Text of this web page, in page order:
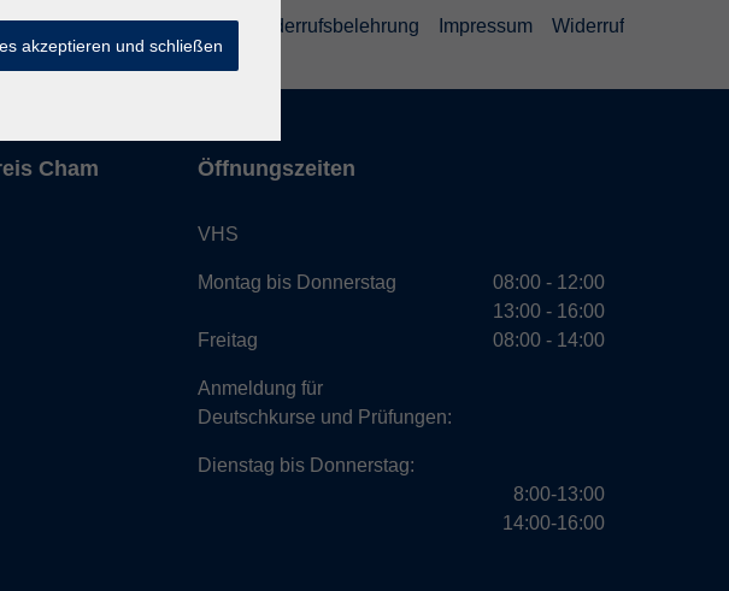
Datenschutzerklärung Widerrufsbelehrung Impressum Widerruf
Cham
Öffnungszeiten
VHS
Montag bis Donnerstag
Freitag
Anmeldung für
Deutschkurse und Prüfungen:
Dienstag bis Donnerstag:
08:00 - 12:00
13:00 - 16:00
08:00 - 14:00
8:00-13:00
14:00-16:00
akzeptieren und schließen